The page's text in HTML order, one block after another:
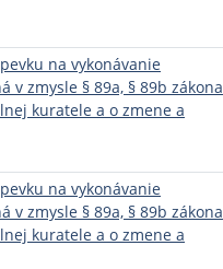
na vykonávanie
zmysle § 89a, § 89b zákona
kuratele a o zmene a
na vykonávanie
zmysle § 89a, § 89b zákona
kuratele a o zmene a